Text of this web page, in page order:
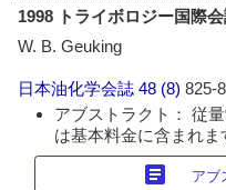
1998 トライボロジー国際
W. B. Geuking
日本油化学会誌 48 (8)825-
アブストラクト： 従
は基本料金に含まれま
article アブ